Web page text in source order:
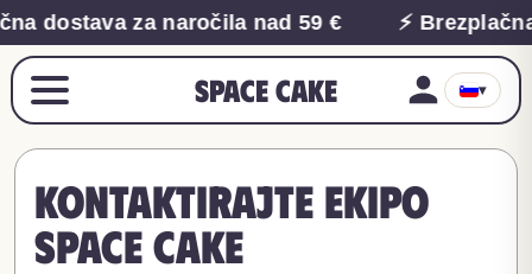
dostava za naročila nad 59 € ⚡
Space Cake ▾
Kontaktirajte ekipo
Space Cake